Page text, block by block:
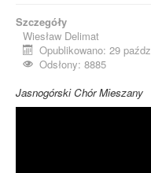
Szczegóły
Wiesław Delimat
Opublikowano: 29
Odsłony: 8885
Jasnogórski Chór Mieszany